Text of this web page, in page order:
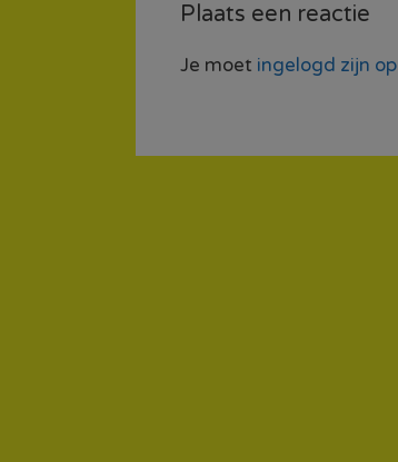
Plaats een reactie
Je moet ingelogd zijn op